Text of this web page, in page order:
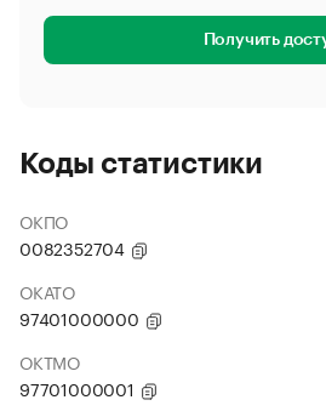
Получить
Коды статистики
ОКПО
0082352704
ОКАТО
97401000000
ОКТМО
97701000001